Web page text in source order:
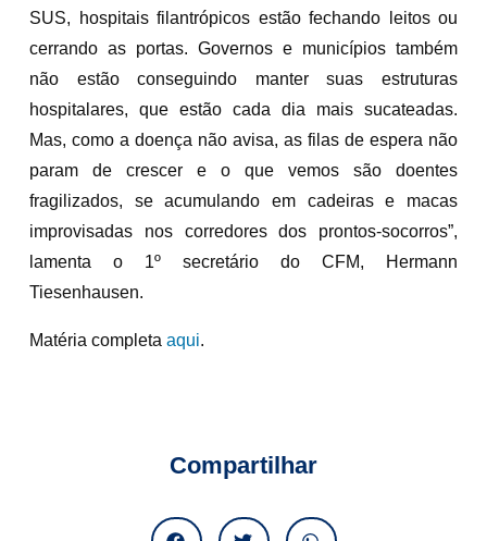
SUS, hospitais filantrópicos estão fechando leitos ou
cerrando as portas. Governos e municípios também
não estão conseguindo manter suas estruturas
hospitalares, que estão cada dia mais sucateadas.
Mas, como a doença não avisa, as filas de espera não
param de crescer e o que vemos são doentes
fragilizados, se acumulando em cadeiras e macas
improvisadas nos corredores dos prontos-socorros”,
lamenta o 1º secretário do CFM, Hermann
Tiesenhausen.
Matéria completa aqui.
Compartilhar